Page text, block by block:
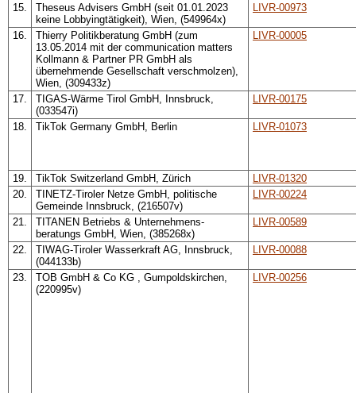
15.
Theseus Advisers GmbH (seit 01.01.2023
keine Lobbyingtätigkeit), Wien, (549964x)
LIVR-00973
16.
Thierry Politikberatung GmbH (zum
13.05.2014 mit der communication matters
Kollmann & Partner PR GmbH als
übernehmende Gesellschaft verschmolzen),
Wien, (309433z)
LIVR-00005
17.
TIGAS-Wärme Tirol GmbH, Innsbruck,
(033547i)
LIVR-00175
18. TikTok Germany GmbH, Berlin LIVR-01073
19. TikTok Switzerland GmbH, Zürich
LIVR-01320
20.
TINETZ-Tiroler Netze GmbH, politische
Gemeinde Innsbruck, (216507v)
LIVR-00224
21.
TITANEN Betriebs & Unternehmens-
beratungs GmbH, Wien, (385268x)
LIVR-00589
22.
TIWAG-Tiroler Wasserkraft AG, Innsbruck,
(044133b)
LIVR-00088
23.
TOB GmbH & Co KG , Gumpoldskirchen,
(220995v)
LIVR-00256